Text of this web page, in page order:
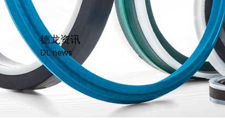
德龙资讯
DL news